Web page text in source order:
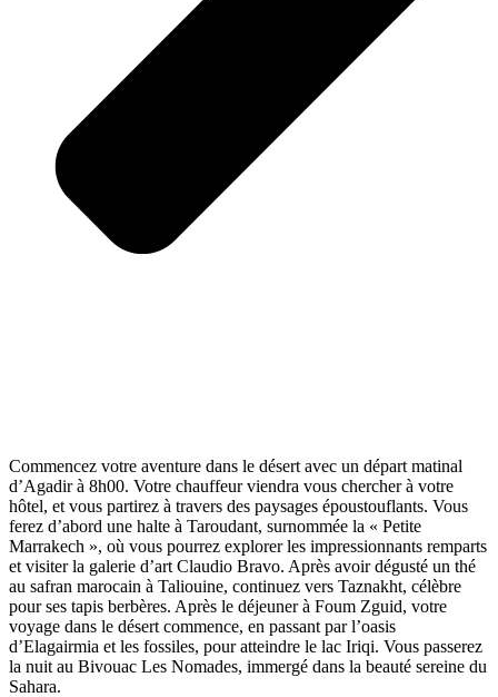
Commencez votre aventure dans le désert avec un départ matinal
d’Agadir à 8h00. Votre chauffeur viendra vous chercher à votre
hôtel, et vous partirez à travers des paysages époustouflants. Vous
ferez d’abord une halte à Taroudant, surnommée la « Petite
Marrakech », où vous pourrez explorer les impressionnants remparts
et visiter la galerie d’art Claudio Bravo. Après avoir dégusté un thé
au safran marocain à Taliouine, continuez vers Taznakht, célèbre
pour ses tapis berbères. Après le déjeuner à Foum Zguid, votre
voyage dans le désert commence, en passant par l’oasis
d’Elagairmia et les fossiles, pour atteindre le lac Iriqi. Vous passerez
la nuit au Bivouac Les Nomades, immergé dans la beauté sereine du
Sahara.